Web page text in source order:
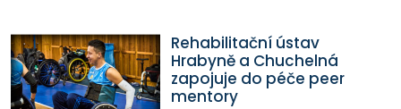
Rehabilitační ústav
Hrabyně a Chuchelná
zapojuje do péče peer
mentory